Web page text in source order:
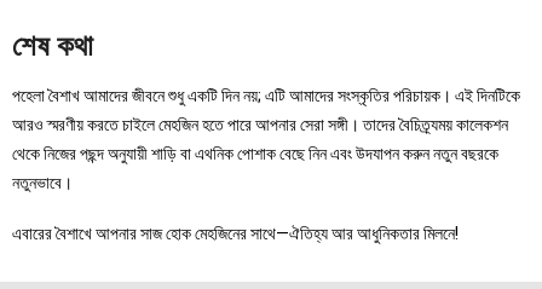
শেষ কথা
পহেলা বৈশাখ আমাদের জীবনে শুধু একটি দিন নয়; এটি আমাদের সংস্কৃতির পরিচায়ক। এই দিনটিকে
আরও স্মরণীয় করতে চাইলে মেহজিন হতে পারে আপনার সেরা সঙ্গী। তাদের বৈচিত্র্যময় কালেকশন
থেকে নিজের পছন্দ অনুযায়ী শাড়ি বা এথনিক পোশাক বেছে নিন এবং উদযাপন করুন নতুন বছরকে
নতুনভাবে।
এবারের বৈশাখে আপনার সাজ হোক মেহজিনের সাথে—ঐতিহ্য আর আধুনিকতার মিলনে!